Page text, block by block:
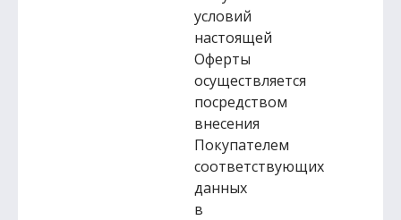
условий
настоящей
Оферты
осуществляется
посредством
внесения
Покупателем
соответствующих
данных
в